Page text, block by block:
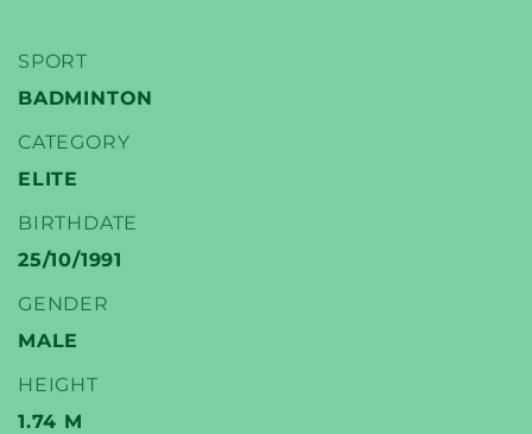
YONEX
TENNIS SPELERS
SPORT
BADMINTON
CATEGORY
ELITE
BIRTHDATE
25/10/1991
GENDER
MALE
HEIGHT
1.74 M